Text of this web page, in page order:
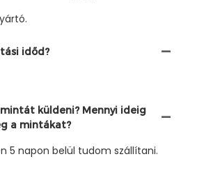
időd?
küldeni? Mennyi ideig
a mintákat?
5 napon belül tudom szállítani.